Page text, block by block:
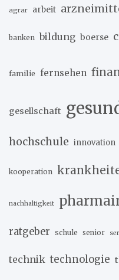
agrar arbeit
banken bildung boerse
familie fernsehen
gesellschaft
hochschule innovation
kooperation
nachhaltigkeit
ratgeber schule senior
technik technologie